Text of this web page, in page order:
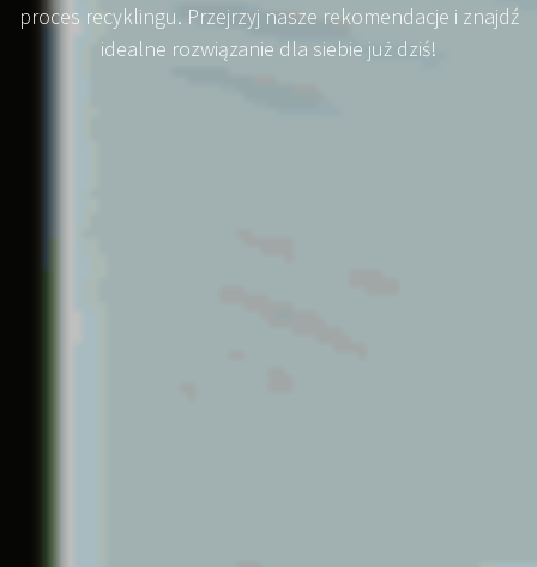
proces recyklingu. Przejrzyj nasze rekomendacje i znajdź
idealne rozwiązanie dla siebie już dziś!